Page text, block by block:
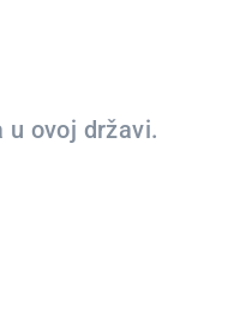
u ovoj državi.